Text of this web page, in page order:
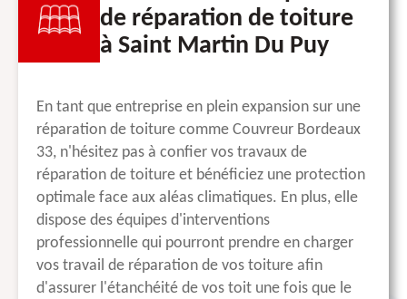
de réparation de toiture
à Saint Martin Du Puy
En tant que entreprise en plein expansion sur une
réparation de toiture comme Couvreur Bordeaux
33, n'hésitez pas à confier vos travaux de
réparation de toiture et bénéficiez une protection
optimale face aux aléas climatiques. En plus, elle
dispose des équipes d'interventions
professionnelle qui pourront prendre en charger
vos travail de réparation de vos toiture afin
d'assurer l'étanchéité de vos toit une fois que le